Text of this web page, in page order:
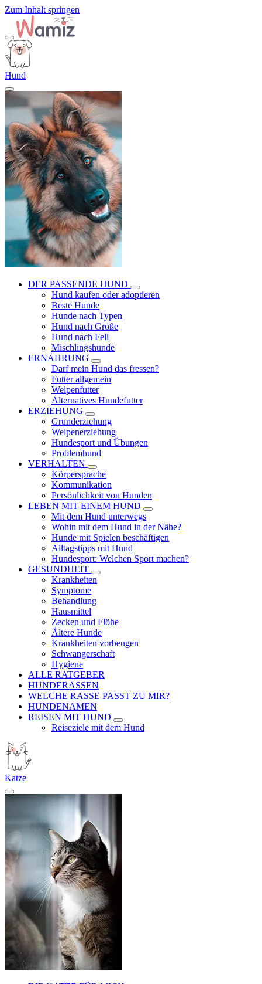
Zum Inhalt springen
Hund
DER PASSENDE HUND
Hund kaufen oder adoptieren
Beste Hunde
Hunde nach Typen
Hund nach Größe
Hund nach Fell
Mischlingshunde
ERNÄHRUNG
Darf mein Hund das fressen?
Futter allgemein
Welpenfutter
Alternatives Hundefutter
ERZIEHUNG
Grunderziehung
Welpenerziehung
Hundesport und Übungen
Problemhund
VERHALTEN
Körpersprache
Kommunikation
Persönlichkeit von Hunden
LEBEN MIT EINEM HUND
Mit dem Hund unterwegs
Wohin mit dem Hund in der Nähe?
Hunde mit Spielen beschäftigen
Alltagstipps mit Hund
Hundesport: Welchen Sport machen?
GESUNDHEIT
Krankheiten
Symptome
Behandlung
Hausmittel
Zecken und Flöhe
Ältere Hunde
Krankheiten vorbeugen
Schwangerschaft
Hygiene
ALLE RATGEBER
HUNDERASSEN
WELCHE RASSE PASST ZU MIR?
HUNDENAMEN
REISEN MIT HUND
Reiseziele mit dem Hund
Katze